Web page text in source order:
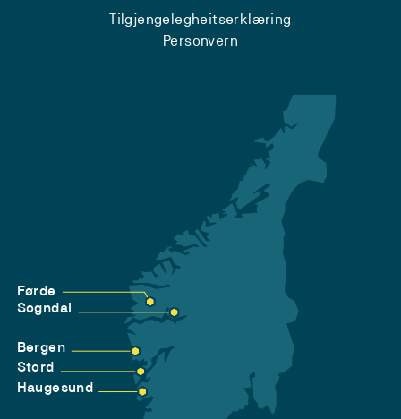
Tilgjengelegheitserklæring
Personvern
Førde
Sogndal
Bergen
Stord
Haugesund